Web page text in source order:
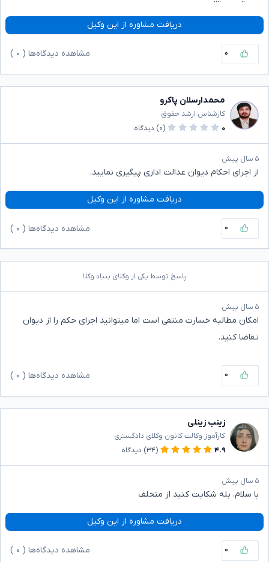
دریافت مشاوره از این وکیل
۰ مشاهده دیدگاه‌ها ( ۰
محمدارسلان پاکرو
کارشناس ارشد حقوق
۰
(۰) دیدگاه
۵ سال پیش
از اجرای احکام دیوان عدالت اداری پیگیری نمایید.
دریافت مشاوره از این وکیل
۰ مشاهده دیدگاه‌ها ( ۰
پاسخ توسط یکی از وکلای بنیاد وکلا
۵ سال پیش
امکان مطالبه خسارت منتفی است اما میتوانید اجرای حکم را از دیوان
تقاضا کنید.
۰ مشاهده دیدگاه‌ها ( ۰
زینب زینلی
کارآموز وکالت کانون وکلای دادگستری
۴.۹
(۳۴) دیدگاه
۵ سال پیش
با سلام، بله شکایت کنید از متخلف
دریافت مشاوره از این وکیل
۰ مشاهده دیدگاه‌ها ( ۰